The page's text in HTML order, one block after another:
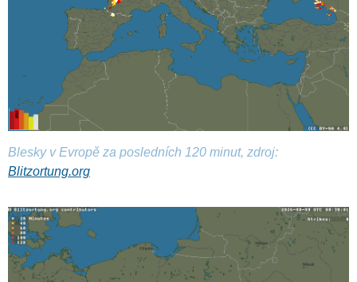
Blesky v Evropě za posledních 120 minut, zdroj:
Blitzortung.org